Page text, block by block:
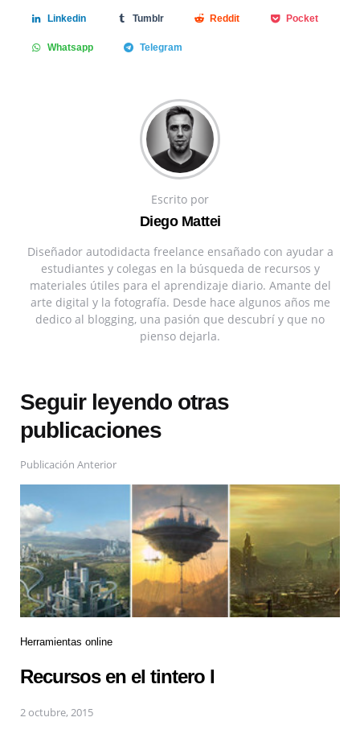
Linkedin Tumblr Reddit Pocket
Whatsapp Telegram
Escrito por
Diego Mattei
Diseñador autodidacta freelance ensañado con ayudar a
estudiantes y colegas en la búsqueda de recursos y
materiales útiles para el aprendizaje diario. Amante del
arte digital y la fotografía. Desde hace algunos años me
dedico al blogging, una pasión que descubrí y que no
pienso dejarla.
Seguir leyendo otras
publicaciones
Publicación Anterior
Herramientas online
Recursos en el tintero I
2 octubre, 2015